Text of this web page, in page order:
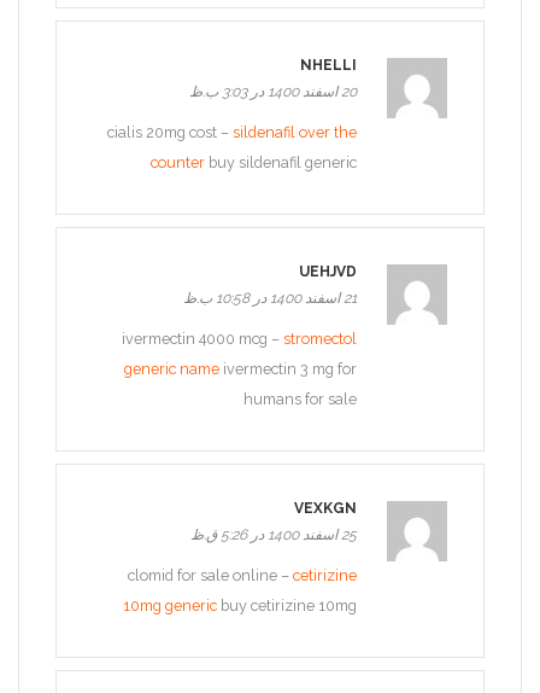
NHELLI
20 اسفند 1400 در 3:03 ب.ظ
cialis 20mg cost – sildenafil over the
counter buy sildenafil generic
UEHJVD
21 اسفند 1400 در 10:58 ب.ظ
ivermectin 4000 mcg – stromectol
generic name ivermectin 3 mg for
humans for sale
VEXKGN
25 اسفند 1400 در 5:26 ق.ظ
clomid for sale online – cetirizine
10mg generic buy cetirizine 10mg